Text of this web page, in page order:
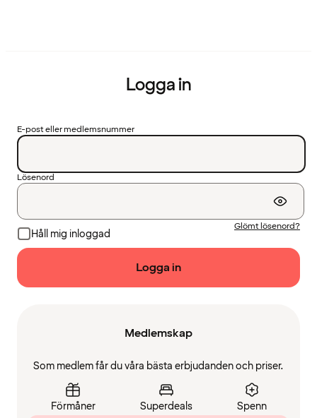
Logga in
E-post eller medlemsnummer
Lösenord
Håll mig inloggad
Glömt lösenord?
Logga in
Medlemskap
Som medlem får du våra bästa erbjudanden och priser.
Förmåner Superdeals Spenn